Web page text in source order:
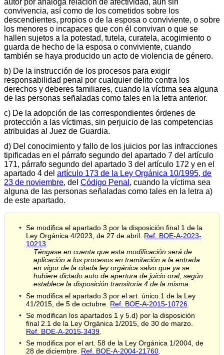
autor por análoga relación de afectividad, aun sin
convivencia, así como de los cometidos sobre los
descendientes, propios o de la esposa o conviviente, o sobre
los menores o incapaces que con él convivan o que se
hallen sujetos a la potestad, tutela, curatela, acogimiento o
guarda de hecho de la esposa o conviviente, cuando
también se haya producido un acto de violencia de género.
b) De la instrucción de los procesos para exigir
responsabilidad penal por cualquier delito contra los
derechos y deberes familiares, cuando la víctima sea alguna
de las personas señaladas como tales en la letra anterior.
c) De la adopción de las correspondientes órdenes de
protección a las víctimas, sin perjuicio de las competencias
atribuidas al Juez de Guardia.
d) Del conocimiento y fallo de los juicios por las infracciones
tipificadas en el párrafo segundo del apartado 7 del artículo
171, párrafo segundo del apartado 3 del artículo 172 y en el
apartado 4 del artículo 173 de la Ley Orgánica 10/1995, de
23 de noviembre, del Código Penal , cuando la víctima sea
alguna de las personas señaladas como tales en la letra a)
de este apartado.
Se modifica el apartado 3 por la disposición final 1 de la
Ley Orgánica 4/2023, de 27 de abril. Ref. BOE-A-2023-
10213
Téngase en cuenta que esta modificación será de
aplicación a los procesos en tramitación a la entrada
en vigor de la citada ley orgánica salvo que ya se
hubiere dictado auto de apertura de juicio oral, según
establece la disposición transitoria 4 de la misma.
Se modifica el apartado 3 por el art. único.1 de la Ley
41/2015, de 5 de octubre. Ref. BOE-A-2015-10726
Se modifican los apartados 1 y 5.d) por la disposición
final 2.1 de la Ley Orgánica 1/2015, de 30 de marzo.
Ref. BOE-A-2015-3439
Se modifica por el art. 58 de la Ley Orgánica 1/2004, de
28 de diciembre. Ref. BOE-A-2004-21760